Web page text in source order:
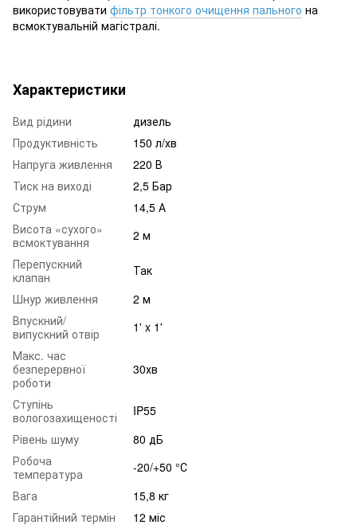
використовувати фільтр тонкого очищення пального на
всмоктувальній магістралі.
Характеристики
Вид рідини
дизель
Продуктивність
150 л/хв
Напруга живлення
220 В
Тиск на виході
2,5 Бар
Струм
14,5 А
Висота «сухого»
всмоктування
2 м
Перепускний
клапан
Так
Шнур живлення
2 м
Впускний/
випускний отвір
1' x 1'
Макс. час
безперервної
роботи
30хв
Ступінь
вологозахищеності
IP55
Рівень шуму
80 дБ
Робоча
температура
-20/+50 °С
Вага
15,8 кг
Гарантійний термін
12 міс